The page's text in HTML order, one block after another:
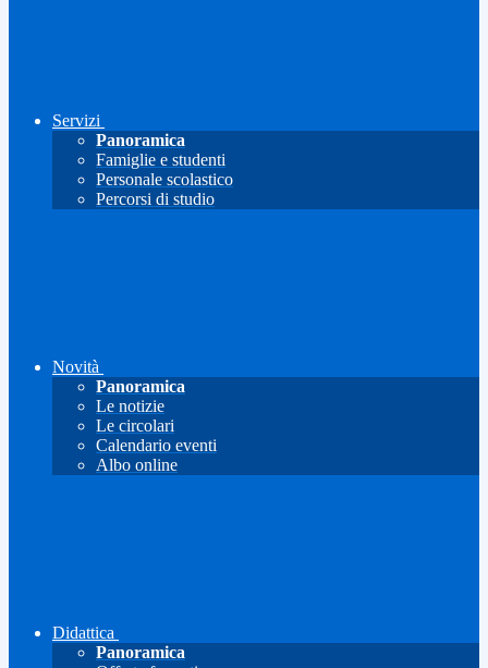
Servizi
Panoramica
Famiglie e studenti
Personale scolastico
Percorsi di studio
Novità
Panoramica
Le notizie
Le circolari
Calendario eventi
Albo online
Didattica
Panoramica